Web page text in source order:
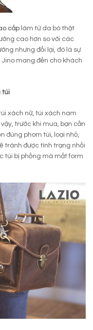
cấp làm từ da bò thật
cao hơn so với các
nhưng đổi lại, đó là sự
mang đến cho khách
túi
xách nữ, túi xách nam
trước khi mua, bạn cần
đúng phom túi, loại nhỏ,
tránh được tình trạng nhồi
túi bị phồng mà mất form